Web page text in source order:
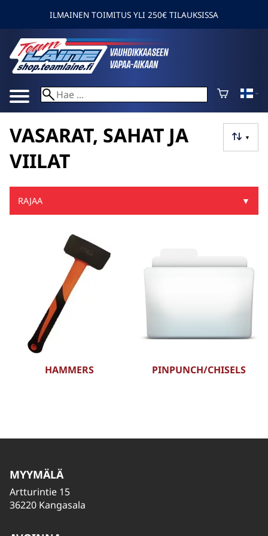
ILMAINEN TOIMITUS YLI 250€ TILAUKSISSA
▼
VASARAT, SAHAT JA
VIILAT
RAJAA ▼
HAMMERS PINPUNCH/CHISELS
MYYMÄLÄ
Artturintie 15
36220 Kangasala